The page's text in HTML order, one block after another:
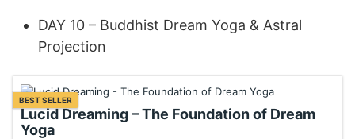
DAY 10 – Buddhist Dream Yoga & Astral
Projection
BEST SELLER
Lucid Dreaming – The Foundation of Dream
Yoga